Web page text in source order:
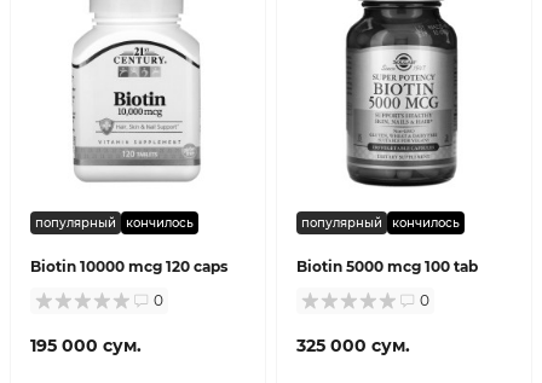
популярный кончилось
Biotin 10000 mcg 120 caps
0
195 000 сум.
популярный кончилось
Biotin 5000 mcg 100 tab
0
325 000 сум.